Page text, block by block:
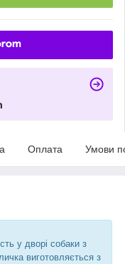
Оплата Умови
у дворі собаки з
виготовляється ​​з